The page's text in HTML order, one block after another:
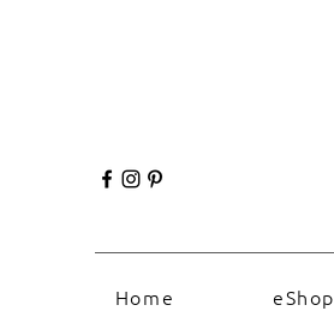
Home eShop